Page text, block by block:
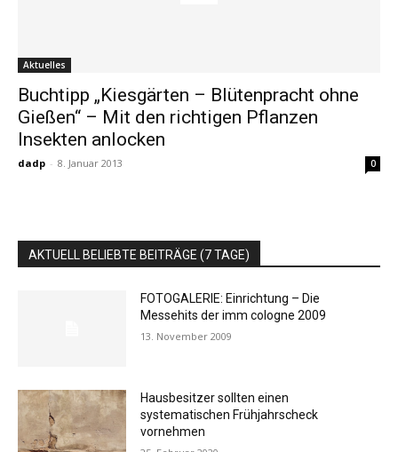
Aktuelles
Buchtipp „Kiesgärten – Blütenpracht ohne
Gießen“ – Mit den richtigen Pflanzen
Insekten anlocken
dadp - 8. Januar 2013 0
AKTUELL BELIEBTE BEITRÄGE (7 TAGE)
FOTOGALERIE: Einrichtung – Die
Messehits der imm cologne 2009
13. November 2009
Hausbesitzer sollten einen
systematischen Frühjahrscheck
vornehmen